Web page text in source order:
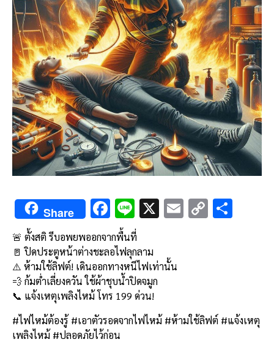
Share F
ac
e
b
o
o
k
Li
n
e
X E C
🚨 ตั้งสติ รีบอพยพออกจากพื้นที่
🚪 ปิดประตูหน้าต่างชะลอไฟลุกลาม
⚠️ ห้ามใช้ลิฟต์! เดินออกทางหนีไฟเท่านั้น
💨 ก้มต่ำเลี่ยงควัน ใช้ผ้าชุบน้ำปิดจมูก
📞 แจ้งเหตุเพลิงไหม้ โทร 199 ด่วน!
#ไฟไหม้ต้องรู้ #เอาตัวรอดจากไฟไหม้ #ห้ามใช้ลิฟต์ #แจ้งเหตุ
เพลิงไหม้ #ปลอดภัยไว้ก่อน